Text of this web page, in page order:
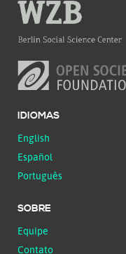
IDIOMAS
English
Español
Português
SOBRE
Equipe
Contato